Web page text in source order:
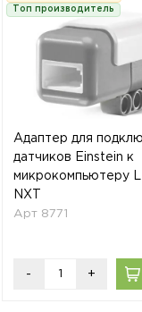
Топ производитель
Адаптер для
датчиков Einstein к
микрокомпьютеру
NXT
Арт 8771
- +